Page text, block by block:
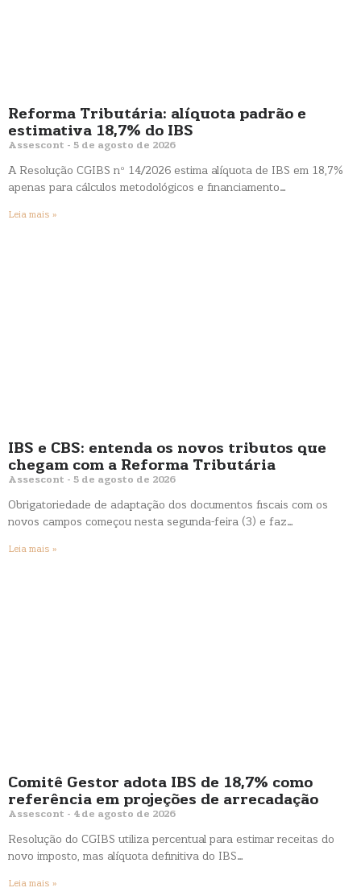
Reforma Tributária: alíquota padrão e
estimativa 18,7% do IBS
Assescont 5 de agosto de 2026
A Resolução CGIBS nº 14/2026 estima alíquota de IBS em 18,7%
apenas para cálculos metodológicos e financiamento…
Leia mais »
IBS e CBS: entenda os novos tributos que
chegam com a Reforma Tributária
Assescont 5 de agosto de 2026
Obrigatoriedade de adaptação dos documentos fiscais com os
novos campos começou nesta segunda-feira (3) e faz…
Leia mais »
Comitê Gestor adota IBS de 18,7% como
referência em projeções de arrecadação
Assescont 4 de agosto de 2026
Resolução do CGIBS utiliza percentual para estimar receitas do
novo imposto, mas alíquota definitiva do IBS…
Leia mais »